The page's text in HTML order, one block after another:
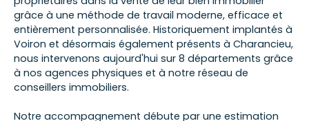
grâce à une méthode de travail moderne, efficace et
entièrement personnalisée. Historiquement implantés à
Voiron et désormais également présents à Charancieu,
nous intervenons aujourd'hui sur 8 départements grâce
à nos agences physiques et à notre réseau de
conseillers immobiliers.
Notre accompagnement débute par une estimation